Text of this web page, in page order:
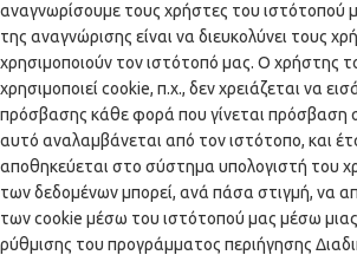
αναγνωρίσουμε τους χρήστες του ιστότοπού
της αναγνώρισης είναι να διευκολύνει τους
χρησιμοποιούν τον ιστότοπό μας. Ο χρήστης
χρησιμοποιεί cookie, π.χ., δεν χρειάζεται να
πρόσβασης κάθε φορά που γίνεται πρόσβαση
αυτό αναλαμβάνεται από τον ιστότοπο, και
αποθηκεύεται στο σύστημα υπολογιστή του
των δεδομένων μπορεί, ανά πάσα στιγμή, να
των cookie μέσω του ιστότοπού μας μέσω μιας
ρύθμισης του προγράμματος περιήγησης